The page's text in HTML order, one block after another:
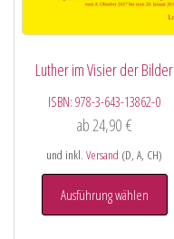
Luther im Visier der Bilder
ISBN:978-3-643-13862-0
ab24,90€
und inkl.Versand (D, A, CH)
Ausführung wählen